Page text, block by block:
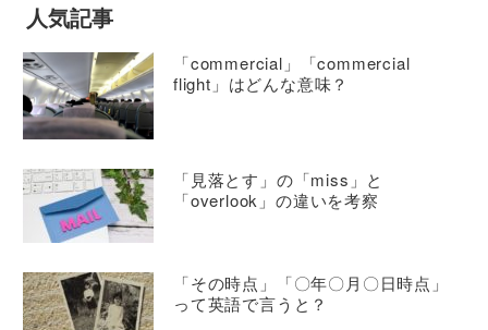
人気記事
「commercial」「commercial
flight」はどんな意味？
「見落とす」の「miss」と
「overlook」の違いを考察
「その時点」「〇年〇月〇日時点」
って英語で言うと？